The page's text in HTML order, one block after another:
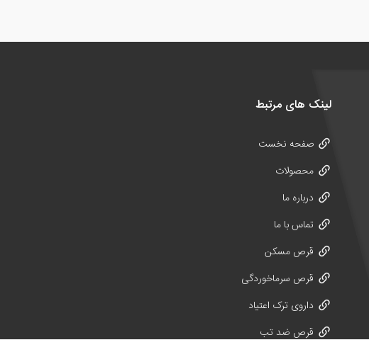
لینک های مرتبط
صفحه نخست
محصولات
درباره ما
تماس با ما
قرص مسکن
قرص سرماخوردگی
داروی ترک اعتیاد
قرص ضد تب